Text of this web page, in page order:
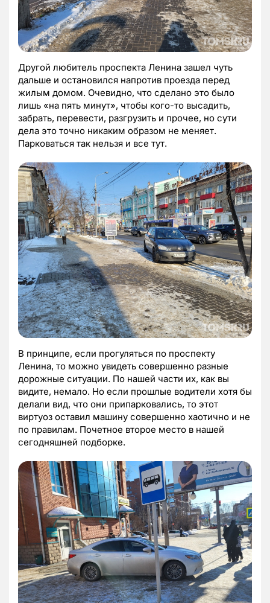
Другой любитель проспекта Ленина зашел чуть
дальше и остановился напротив проезда перед
жилым домом. Очевидно, что сделано это было
лишь «на пять минут», чтобы кого-то высадить,
забрать, перевести, разгрузить и прочее, но сути
дела это точно никаким образом не меняет.
Парковаться так нельзя и все тут.
В принципе, если прогуляться по проспекту
Ленина, то можно увидеть совершенно разные
дорожные ситуации. По нашей части их, как вы
видите, немало. Но если прошлые водители хотя бы
делали вид, что они припарковались, то этот
виртуоз оставил машину совершенно хаотично и не
по правилам. Почетное второе место в нашей
сегодняшней подборке.